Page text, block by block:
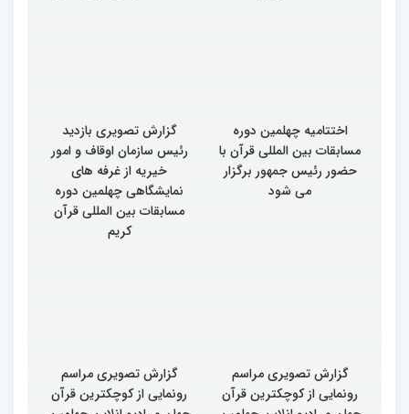
اختتامیه چهلمین دوره
مسابقات بین المللی قرآن با
حضور رئیس جمهور برگزار
می شود
گزارش تصویری بازدید
رئیس سازمان اوقاف و امور
خیریه از غرفه های
نمایشگاهی چهلمین دوره
مسابقات بین المللی قرآن
کریم
گزارش تصویری مراسم
رونمایی از کوچکترین قرآن
گزارش تصویری مراسم
رونمایی از کوچکترین قرآن